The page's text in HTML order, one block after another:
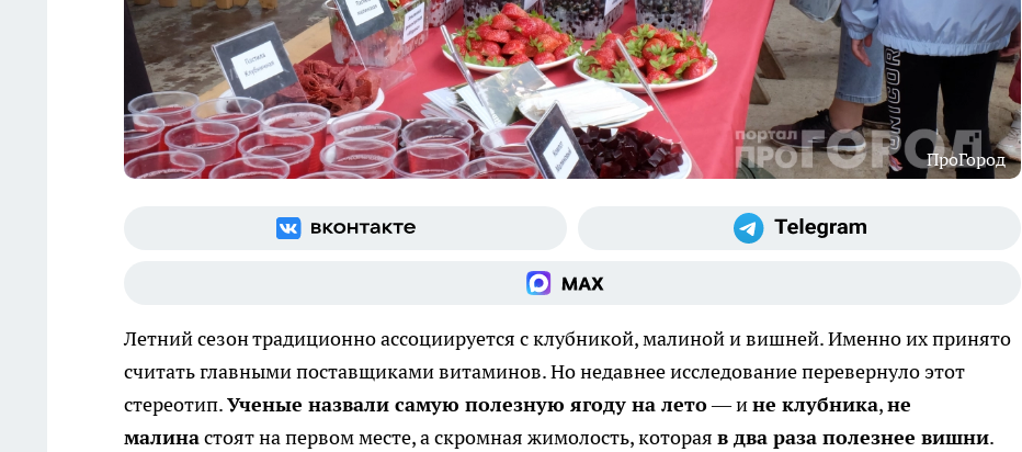
ПроГород
Летний сезон традиционно ассоциируется с клубникой, малиной и вишней. Именно их принято
считать главными поставщиками витаминов. Но недавнее исследование перевернуло этот
стереотип.Ученые назвали самую полезную ягоду на лето— ине клубника,не
малинастоят на первом месте, а скромная жимолость, которая в два раза полезнее вишни.